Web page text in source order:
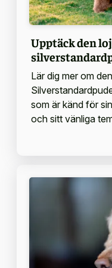
Upptäck den
Lär dig mer om
som är känd för
och sitt vänliga